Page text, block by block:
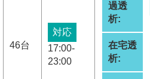
46台
対応
17:00-
23:00
過透
析:
在宅透
析: